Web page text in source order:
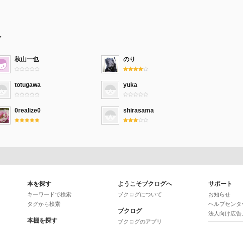
秋山一也 のり
totugawa yuka
0realize0 shirasama
本を探す
キーワードで検索
タグから検索
本棚を探す
ようこそブクログへ
ブクログについて
ブクログ
ブクログのアプリ
サポート
お知らせ
ヘルプセンタ
法人向け広告